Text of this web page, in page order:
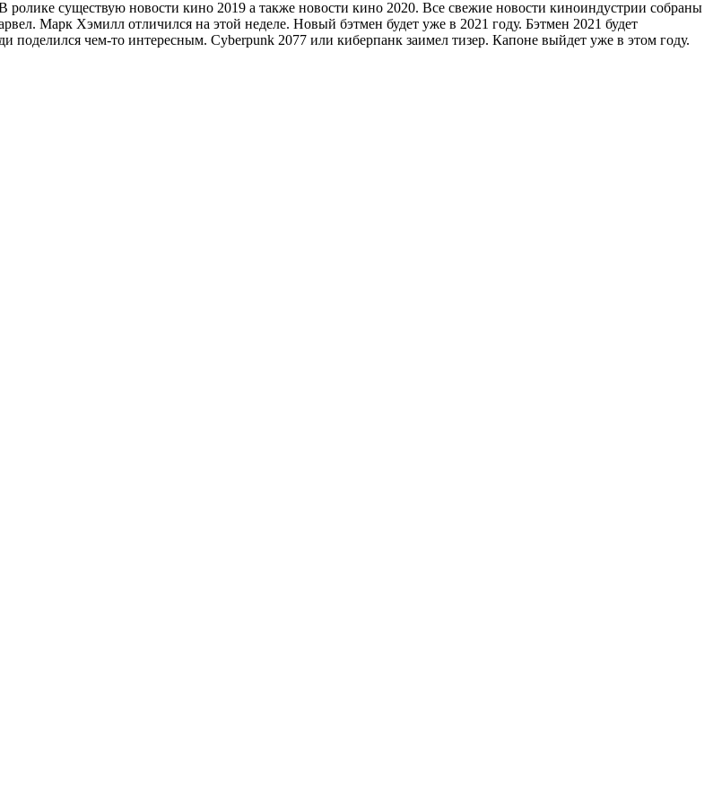
существую новости кино 2019 а также новости кино 2020. Все свежие новости киноиндустрии собраны
Марк Хэмилл отличился на этой неделе. Новый бэтмен будет уже в 2021 году. Бэтмен 2021 будет
чем-то интересным. Cyberpunk 2077 или киберпанк заимел тизер. Капоне выйдет уже в этом году.